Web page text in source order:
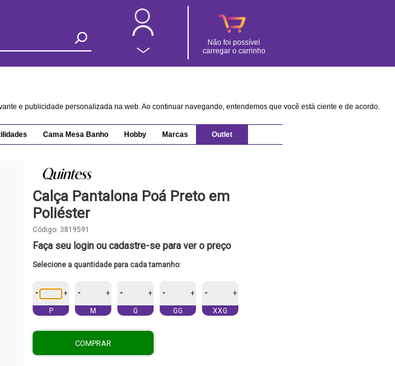
Não foi possível
carregar o carrinho
e publicidade personalizada na web. Ao continuar navegando, entendemos que você está ciente e de acordo.
Cama Mesa Banho Hobby Marcas Outlet
Calça Pantalona Poá Preto em
Poliéster
Código: 3819591
Faça seu login ou cadastre-se para ver o preço
Selecione a quantidade para cada tamanho:
- +
P
- +
M
- +
G
- +
GG
- +
XXG
COMPRAR